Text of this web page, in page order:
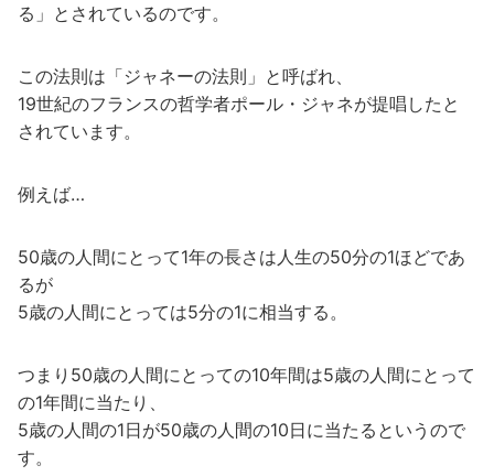
る」とされているのです。
この法則は「ジャネーの法則」と呼ばれ、
19世紀のフランスの哲学者ポール・ジャネが提唱したと
されています。
例えば…
50歳の人間にとって1年の長さは人生の50分の1ほどであ
るが
5歳の人間にとっては5分の1に相当する。
つまり50歳の人間にとっての10年間は5歳の人間にとって
の1年間に当たり、
5歳の人間の1日が50歳の人間の10日に当たるというので
す。